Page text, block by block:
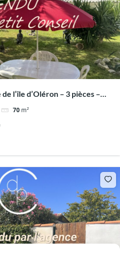
l’île d’Oléron – 3 pièces –
70 m²